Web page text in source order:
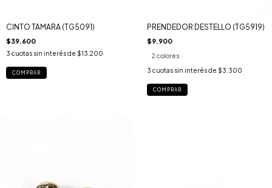
CINTO TAMARA (TG5091)
$39.600
3 cuotas sin interés de $13.200
COMPRAR
PRENDEDOR DESTELLO (TG5919)
$9.900
2 colores
3 cuotas sin interés de $3.300
COMPRAR